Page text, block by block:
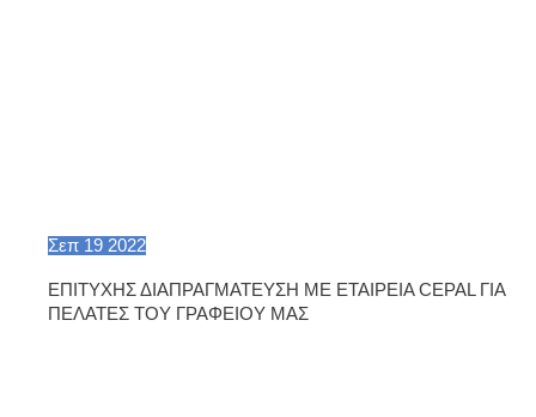
Σεπ 19 2022
ΕΠΙΤΥΧΗΣ ΔΙΑΠΡΑΓΜΑΤΕΥΣΗ ΜΕ ΕΤΑΙΡΕΙΑ CEPAL ΓΙΑ
ΠΕΛΑΤΕΣ ΤΟΥ ΓΡΑΦΕΙΟΥ ΜΑΣ